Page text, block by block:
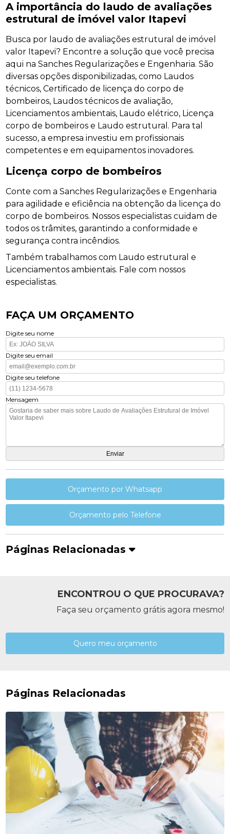
A importância do laudo de avaliações
estrutural de imóvel valor Itapevi
Busca por laudo de avaliações estrutural de imóvel
valor Itapevi? Encontre a solução que você precisa
aqui na Sanches Regularizações e Engenharia. São
diversas opções disponibilizadas, como Laudos
técnicos, Certificado de licença do corpo de
bombeiros, Laudos técnicos de avaliação,
Licenciamentos ambientais, Laudo elétrico, Licença
corpo de bombeiros e Laudo estrutural. Para tal
sucesso, a empresa investiu em profissionais
competentes e em equipamentos inovadores.
Licença corpo de bombeiros
Conte com a Sanches Regularizações e Engenharia
para agilidade e eficiência na obtenção da licença do
corpo de bombeiros. Nossos especialistas cuidam de
todos os trâmites, garantindo a conformidade e
segurança contra incêndios.
Também trabalhamos com Laudo estrutural e
Licenciamentos ambientais. Fale com nossos
especialistas.
FAÇA UM ORÇAMENTO
Digite seu nome
Digite seu email
Digite seu telefone
Mensagem
Orçamento por Whatsapp
Orçamento pelo Telefone
Páginas Relacionadas
ENCONTROU O QUE PROCURAVA?
Faça seu orçamento grátis agora mesmo!
Quero meu orçamento
Páginas Relacionadas